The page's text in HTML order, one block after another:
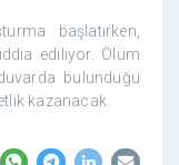
başlatırken,
ediliyor. Ölüm
bulunduğu
kazanacak.